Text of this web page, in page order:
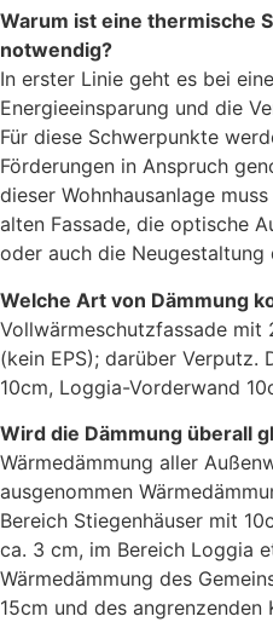
Warum ist eine thermische
notwendig?
In erster Linie geht es bei
Energieeinsparung und die
Für diese Schwerpunkte
Förderungen in Anspruch
dieser Wohnhausanlage
alten Fassade, die optische
oder auch die
Welche Art von Dämmung
Vollwärmeschutzfassade mit
(kein EPS); darüber Verputz.
10cm, Loggia-Vorderwand
Wird die Dämmung überall
Wärmedämmung aller
ausgenommen
Bereich Stiegenhäuser mit
ca. 3 cm, im Bereich Loggia
Wärmedämmung des
15cm und des angrenzenden